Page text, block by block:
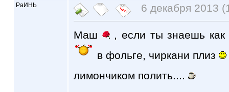
РаИНЬ 6 декабря 2013
Маш
, если ты знаешь как
в фольге, чиркани плиз
лимончиком полить....